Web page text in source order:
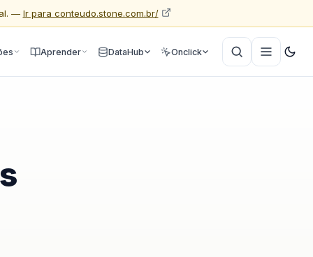
— Ir para conteudo.stone.com.br/
Aprender DataHub Onclick